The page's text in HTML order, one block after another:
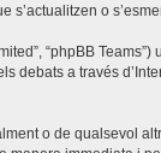
s’actualitzen o
“phpBB
debats a través
o de qualsevol